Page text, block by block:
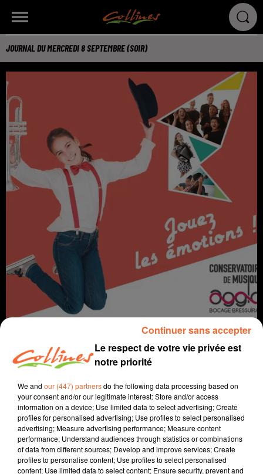
JOURNAL DU MERCREDI 8 SEPTEMBRE (SOIR)
info
8 septembre 2021 - 14 min 51 sec
JOURNAL DU MERCREDI 8 SEPTEMBRE (SOIR)
Fabien Gazeau
Le respect de votre vie privée est
notre priorité
We and our (447) partnersdo the following data processing based on
your consent and/or our legitimate interest: Store and/or access
information on a device; Use limited data to select advertising; Create
profiles for personalised advertising; Use profiles to select personalised
advertising; Measure advertising performance; Measure content
performance; Understand audiences through statistics or combinations
of data from different sources; Develop and improve services; Create
profiles to personalise content; Use profiles to select personalised
content; Use limited data to select content; Ensure security, prevent and
Continuer sans accepter